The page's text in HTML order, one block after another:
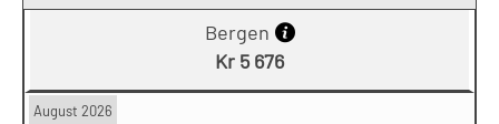
Bergen
Kr 5 676
August 2026